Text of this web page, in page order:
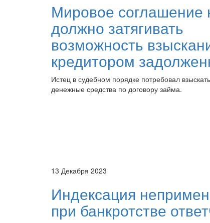
Мировое соглашение
должно затягивать
возможность
кредитором
Истец в судебном порядке потребовал
денежные средства по договору займа.
13 Декабря 2023
Индексация
при банкротстве